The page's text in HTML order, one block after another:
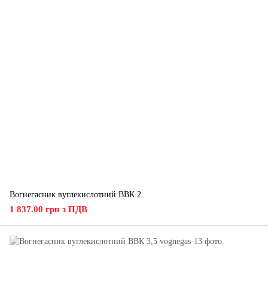
Вогнегасник вуглекислотний ВВК 2
1 837.00 грн з ПДВ